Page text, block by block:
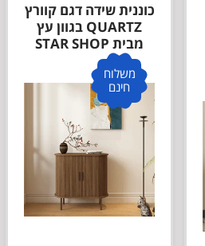
כוננית שידה דגם קוורץ
QUARTZ בגוון עץ
מבית STAR SHOP
משלוח
חינם